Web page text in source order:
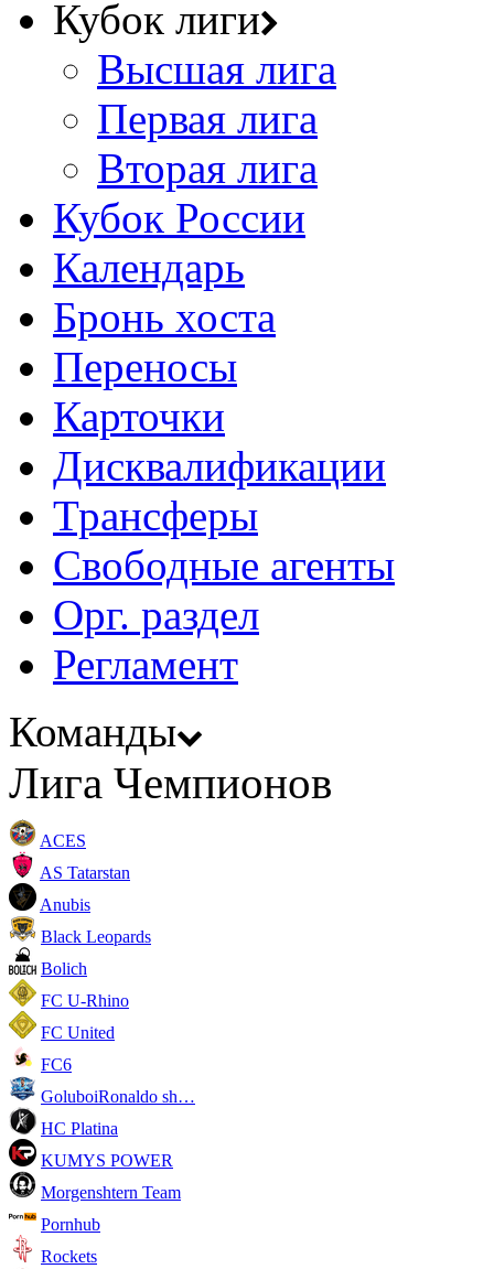
Кубок лиги
Высшая лига
Первая лига
Вторая лига
Кубок России
Календарь
Бронь хоста
Переносы
Карточки
Дисквалификации
Трансферы
Свободные агенты
Орг. раздел
Регламент
Команды
Лига Чемпионов
ACES
AS Tatarstan
Anubis
Black Leopards
Bolich
FC U-Rhino
FC United
FC6
GoluboiRonaldo sh…
HC Platina
KUMYS POWER
Morgenshtern Team
Pornhub
Rockets